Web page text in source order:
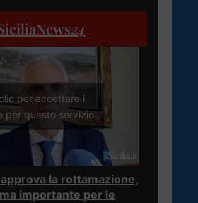
24
per accettare i
per questo servizio
approva la rottamazione,
importante per le